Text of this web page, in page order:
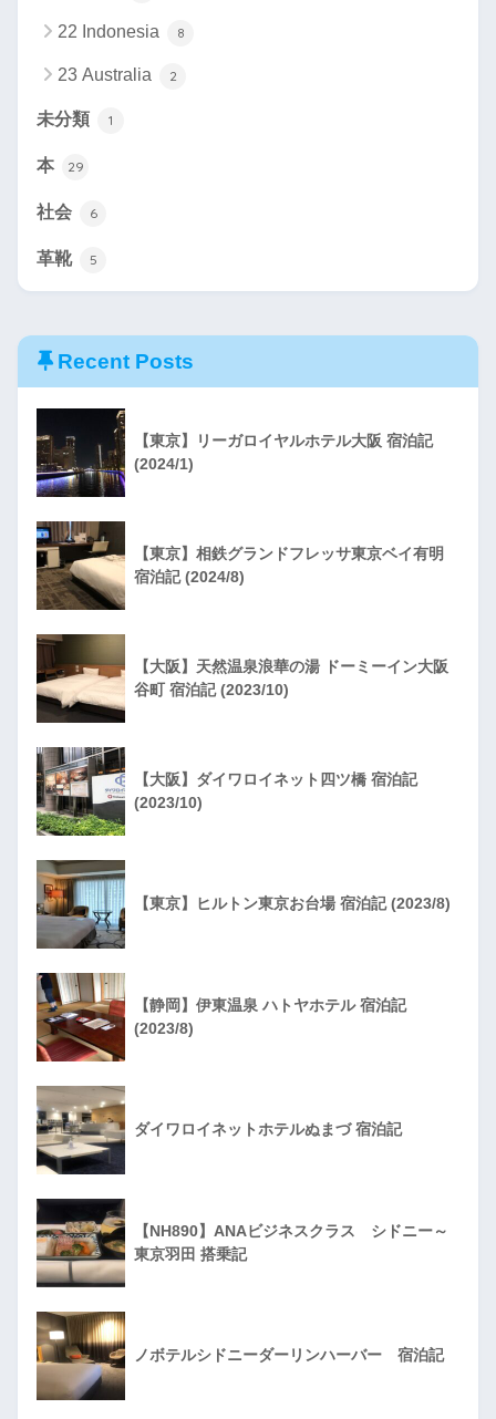
22 Indonesia 8
23 Australia 2
未分類 1
本 29
社会 6
革靴 5
Recent Posts
【東京】リーガロイヤルホテル大阪 宿泊記
(2024/1)
【東京】相鉄グランドフレッサ東京ベイ有明
宿泊記 (2024/8)
【大阪】天然温泉浪華の湯 ドーミーイン大阪
谷町 宿泊記 (2023/10)
【大阪】ダイワロイネット四ツ橋 宿泊記
(2023/10)
【東京】ヒルトン東京お台場 宿泊記 (2023/8)
【静岡】伊東温泉 ハトヤホテル 宿泊記
(2023/8)
ダイワロイネットホテルぬまづ 宿泊記
【NH890】ANAビジネスクラス シドニー～
東京羽田 搭乗記
ノボテルシドニーダーリンハーバー 宿泊記